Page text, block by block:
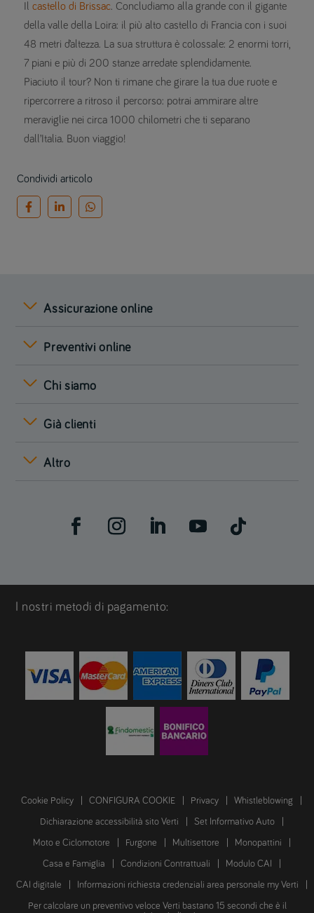
castello di Brissac. Concludiamo alla grande con il gigante
della valle della Loira: il più alto castello di Francia con i suoi
48 metri d’altezza. La sua struttura è colossale: 2 enormi torri,
7 piani e più di 200 stanze arredate splendidamente.
Piaciuto il tour? Non ti rimane che girare la tua due ruote e
ripercorrere a ritroso il percorso: potrai ammirare altre
meraviglie nei circa 1000 chilometri che ti separano
dall’Italia. Buon viaggio!
Condividi articolo
Assicurazione online
Preventivi online
Chi siamo
Già clienti
Altro
I nostri metodi di pagamento:
Cookie Policy CONFIGURA COOKIE Privacy Whistleblowing
Dichiarazione accessibilità sito Verti Set Informativo Auto
Moto e Ciclomotore Furgone Multisettore Monopattini
Casa e Famiglia Condizioni Contrattuali Modulo CAI
CAI digitale Informazioni richiesta credenziali area personale my Verti
Per calcolare un preventivo veloce Verti bastano 15 secondi che è il